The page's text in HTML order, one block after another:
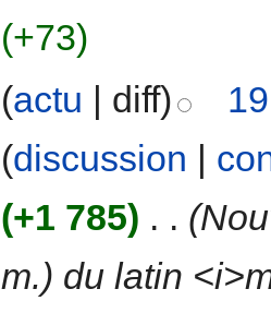
(+73)
(actu | diff)
(discussion |
(+1 785) . .
m.) du latin